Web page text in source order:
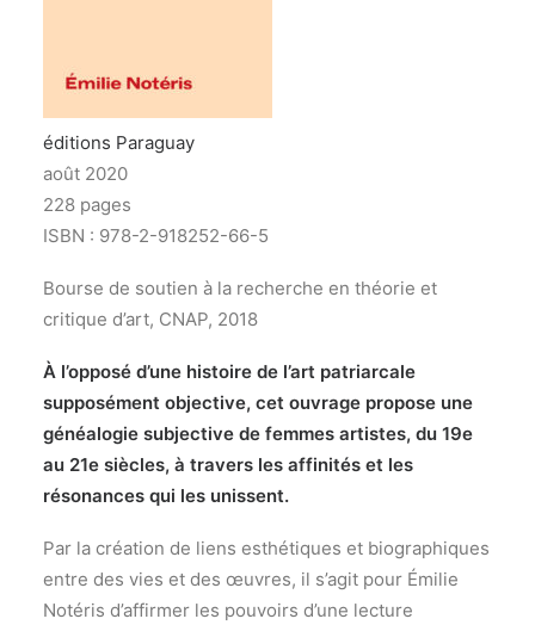
éditions Paraguay
août 2020
228 pages
ISBN : 978-2-918252-66-5
Bourse de soutien à la recherche en théorie et
critique d’art, CNAP, 2018
À l’opposé d’une histoire de l’art patriarcale
supposément objective, cet ouvrage propose une
généalogie subjective de femmes artistes, du 19e
au 21e siècles, à travers les affinités et les
résonances qui les unissent.
Par la création de liens esthétiques et biographiques
entre des vies et des œuvres, il s’agit pour Émilie
Notéris d’affirmer les pouvoirs d’une lecture